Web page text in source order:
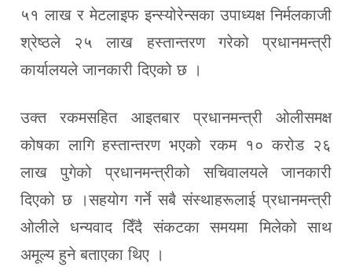
५१ लाख र मेटलाइफ इन्स्योरेन्सका उपाध्यक्ष निर्मलकाजी
श्रेष्ठले २५ लाख हस्तान्तरण गरेको प्रधानमन्त्री
कार्यालयले जानकारी दिएको छ ।
उक्त रकमसहित आइतबार प्रधानमन्त्री ओलीसमक्ष
कोषका लागि हस्तान्तरण भएको रकम १० करोड २६
लाख पुगेको प्रधानमन्त्रीको सचिवालयले जानकारी
दिएको छ ।सहयोग गर्ने सबै संस्थाहरूलाई प्रधानमन्त्री
ओलीले धन्यवाद दिँदै संकटका समयमा मिलेको साथ
अमूल्य हुने बताएका थिए ।